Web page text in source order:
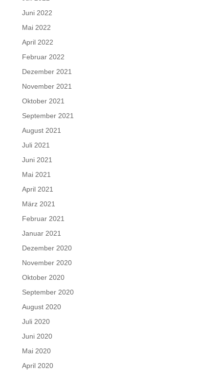
Juni 2022
Mai 2022
April 2022
Februar 2022
Dezember 2021
November 2021
Oktober 2021
September 2021
August 2021
Juli 2021
Juni 2021
Mai 2021
April 2021
März 2021
Februar 2021
Januar 2021
Dezember 2020
November 2020
Oktober 2020
September 2020
August 2020
Juli 2020
Juni 2020
Mai 2020
April 2020